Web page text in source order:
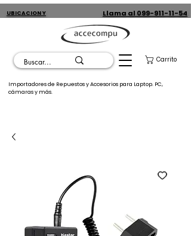
UBICACION Y
Llama al 099-911-11-54
Carrito
Importadores de Repuestos y Accesorios para Laptop. PC,
cámaras y más.